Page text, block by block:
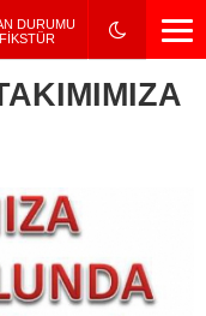
DURUMU / FİKSTÜR
DURUMU
FİKSTÜR